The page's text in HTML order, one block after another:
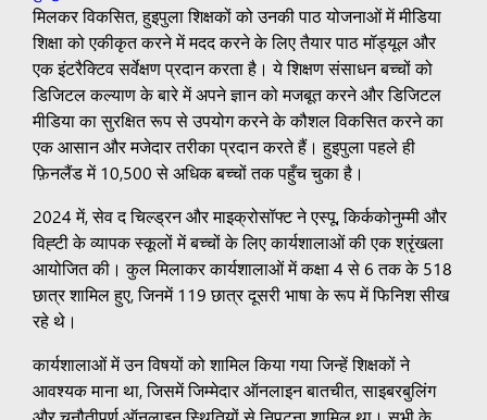
मिलकर विकसित, हुइपुला शिक्षकों को उनकी पाठ योजनाओं में मीडिया
शिक्षा को एकीकृत करने में मदद करने के लिए तैयार पाठ मॉड्यूल और
एक इंटरैक्टिव सर्वेक्षण प्रदान करता है। ये शिक्षण संसाधन बच्चों को
डिजिटल कल्याण के बारे में अपने ज्ञान को मजबूत करने और डिजिटल
मीडिया का सुरक्षित रूप से उपयोग करने के कौशल विकसित करने का
एक आसान और मजेदार तरीका प्रदान करते हैं। हुइपुला पहले ही
फ़िनलैंड में 10,500 से अधिक बच्चों तक पहुँच चुका है।
2024 में, सेव द चिल्ड्रन और माइक्रोसॉफ्ट ने एस्पू, किर्ककोनुम्मी और
विह्टी के व्यापक स्कूलों में बच्चों के लिए कार्यशालाओं की एक श्रृंखला
आयोजित की। कुल मिलाकर कार्यशालाओं में कक्षा 4 से 6 तक के 518
छात्र शामिल हुए, जिनमें 119 छात्र दूसरी भाषा के रूप में फिनिश सीख
रहे थे।
कार्यशालाओं में उन विषयों को शामिल किया गया जिन्हें शिक्षकों ने
आवश्यक माना था, जिसमें जिम्मेदार ऑनलाइन बातचीत, साइबरबुलिंग